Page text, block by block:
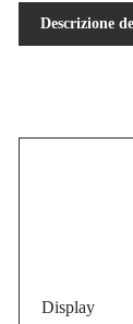
Descrizione
Display